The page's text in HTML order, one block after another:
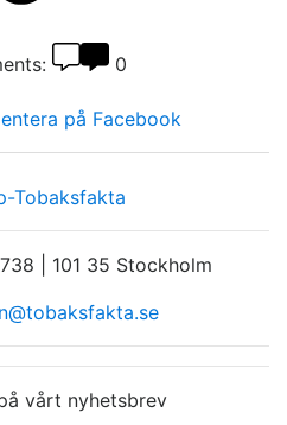
0
på Facebook
| 101 35 Stockholm
vårt nyhetsbrev